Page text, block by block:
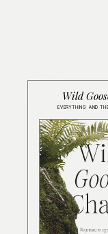
Wild
EVERYTHING AND